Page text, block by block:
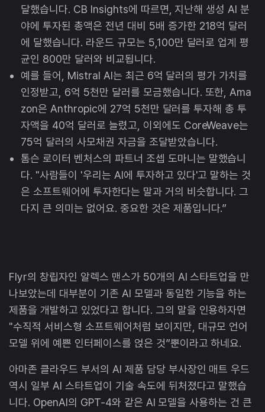
달했습니다. CB Insights에 따르면, 지난해 생성 AI 분
야에 투자된 총액은 전년 대비 5배 증가한 218억 달러
에 달했습니다. 라운드 규모는 5,100만 달러로 업계 평
균인 800만 달러와 비교됩니다.
예를 들어, Mistral AI는 최근 6억 달러의 평가 가치를
인정받고, 6억 5천만 달러를 모금했습니다. 또한, Ama
zon은 Anthropic에 27억 5천만 달러를 투자해 총 투
자액을 40억 달러로 늘렸고, 이외에도 CoreWeave는
75억 달러의 사모채권 자금을 조달받았습니다.
톰슨 로이터 벤처스의 파트너 조셉 도마니는 말했습니
다. "사람들이 '우리는 AI에 투자하고 있다'고 말하는 것
은 소프트웨어에 투자한다는 말과 거의 비슷합니다. 그
다지 큰 의미는 없어요. 중요한 것은 제품입니다.”
Flyr의 창립자인 알렉스 맨스가 50개의 AI 스타트업을 만
나보았는데 대부분이 기존 AI 모델과 동일한 기능을 하는
제품을 개발하고 있었다고 합니다. 그의 말을 인용하자면
"수직적 서비스형 소프트웨어처럼 보이지만, 대규모 언어
모델 위에 예쁜 인터페이스를 얹은 것”뿐이라고 하네요.
아마존 클라우드 부서의 AI 제품 담당 부사장인 매트 우드
역시 일부 AI 스타트업이 기술 속도에 뒤처졌다고 말했습
니다. OpenAI의 GPT-4와 같은 AI 모델을 사용하는 건 큰